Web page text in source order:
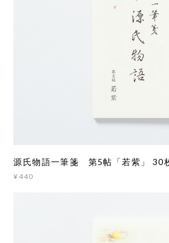
源氏物語一筆箋 第5帖「若紫」 30
¥440